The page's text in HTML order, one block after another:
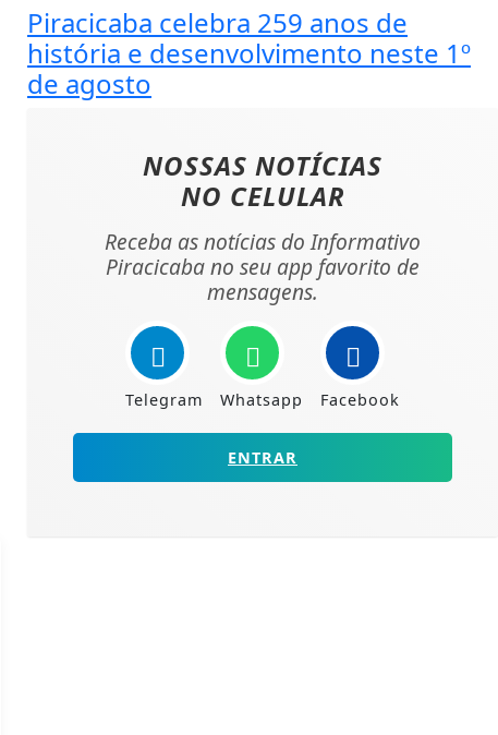
Piracicaba celebra 259 anos de
história e desenvolvimento neste 1º
de agosto
NOSSAS NOTÍCIAS
NO CELULAR
Receba as notícias do Informativo
Piracicaba no seu app favorito de
mensagens.
Telegram Whatsapp Facebook
ENTRAR